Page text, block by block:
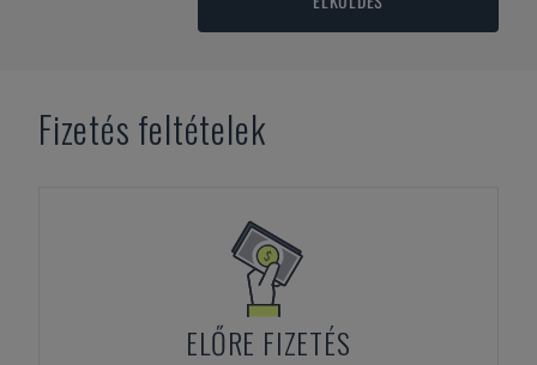
Fizetés feltételek
ELŐRE FIZETÉS